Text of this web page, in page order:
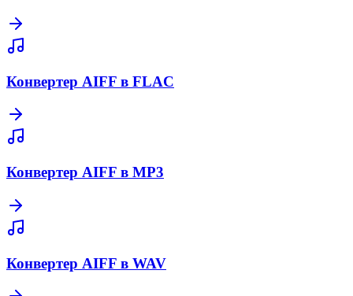
Конвертер AIFF в FLAC
Конвертер AIFF в MP3
Конвертер AIFF в WAV